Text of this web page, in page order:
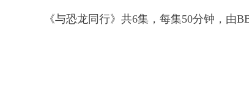
《与恐龙同行》共6集，每集50分钟，由